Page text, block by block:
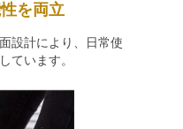
を両立
設計により、日常使
ています。